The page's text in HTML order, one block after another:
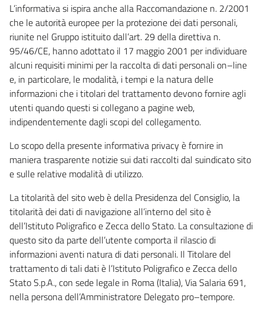
L’informativa si ispira anche alla Raccomandazione n. 2/2001
che le autorità europee per la protezione dei dati personali,
riunite nel Gruppo istituito dall’art. 29 della direttiva n.
95/46/CE, hanno adottato il 17 maggio 2001 per individuare
alcuni requisiti minimi per la raccolta di dati personali on–line
e, in particolare, le modalità, i tempi e la natura delle
informazioni che i titolari del trattamento devono fornire agli
utenti quando questi si collegano a pagine web,
indipendentemente dagli scopi del collegamento.
Lo scopo della presente informativa privacy è fornire in
maniera trasparente notizie sui dati raccolti dal suindicato sito
e sulle relative modalità di utilizzo.
La titolarità del sito web è della Presidenza del Consiglio, la
titolarità dei dati di navigazione all’interno del sito è
dell’Istituto Poligrafico e Zecca dello Stato. La consultazione di
questo sito da parte dell’utente comporta il rilascio di
informazioni aventi natura di dati personali. Il Titolare del
trattamento di tali dati è l’Istituto Poligrafico e Zecca dello
Stato S.p.A., con sede legale in Roma (Italia), Via Salaria 691,
nella persona dell’Amministratore Delegato pro–tempore.